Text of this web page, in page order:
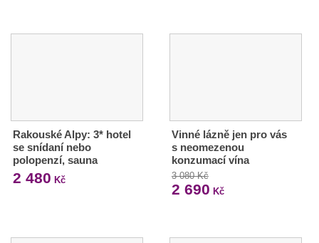
Rakouské Alpy: 3* hotel
se snídaní nebo
polopenzí, sauna
2 480 Kč
Vinné lázně jen pro vás
s neomezenou
konzumací vína
3 080 Kč
2 690 Kč